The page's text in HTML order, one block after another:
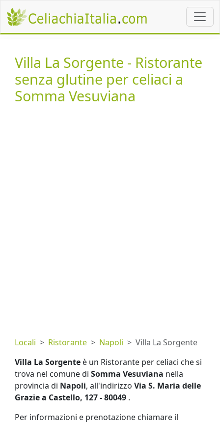
Villa La Sorgente - Ristorante
senza glutine per celiaci a
Somma Vesuviana
Locali Ristorante Napoli
Villa La Sorgente
Villa La Sorgente è un Ristorante per celiaci che si
trova nel comune di Somma Vesuviana nella
provincia di Napoli, all'indirizzo Via S. Maria delle
Grazie a Castello, 127 - 80049 .
Per informazioni e prenotazione chiamare il